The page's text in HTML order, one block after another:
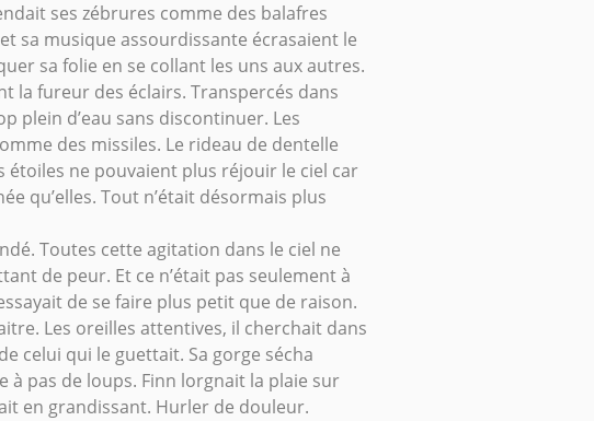
ses zébrures comme des balafres
sa musique assourdissante écrasaient le
sa folie en se collant les uns aux autres.
la fureur des éclairs. Transpercés dans
plein d’eau sans discontinuer. Les
des missiles. Le rideau de dentelle
étoiles ne pouvaient plus réjouir le ciel car
qu’elles. Tout n’était désormais plus
Toutes cette agitation dans le ciel ne
de peur. Et ce n’était pas seulement à
de se faire plus petit que de raison.
Les oreilles attentives, il cherchait dans
celui qui le guettait. Sa gorge sécha
pas de loups. Finn lorgnait la plaie sur
en grandissant. Hurler de douleur.